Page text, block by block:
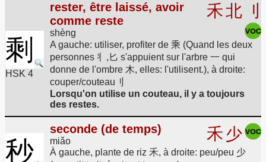
剩
HSK 4
rester, être laissé, avoir
comme reste
shèng
禾北 刂
A gauche: utiliser, profiter de 乘 (Quand les deux
personnes 丬,匕 s'appuient sur l'arbre 一 qui
donne de l'ombre 木, elles: l'utilisent.), à droite:
couper/couteau刂
Lorsqu'on utilise un couteau, il y a toujours
des restes.
秒
seconde (de temps)
miǎo 禾 少
À gauche, plante de riz 禾, à droite: peu/peu 少